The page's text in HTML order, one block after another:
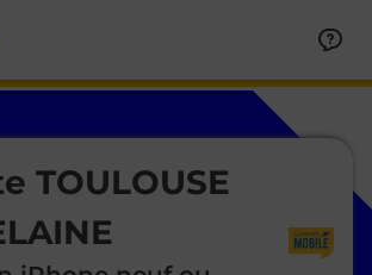
TOULOUSE
un nouvel onglet